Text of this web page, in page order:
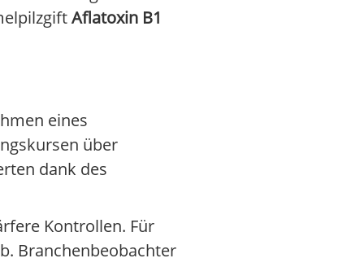
Aflatoxin B1
eines
über
dank des
Kontrollen. Für
Branchenbeobachter